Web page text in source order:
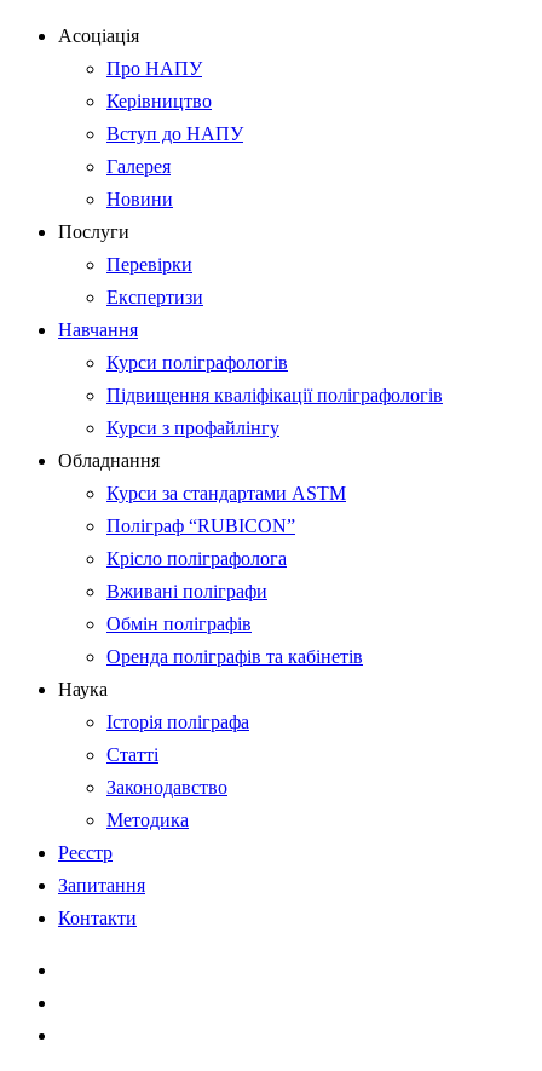
Асоціація
Про НАПУ
Керівництво
Вступ до НАПУ
Галерея
Новини
Послуги
Перевірки
Експертизи
Навчання
Курси поліграфологів
Підвищення кваліфікації поліграфологів
Курси з профайлінгу
Обладнання
Курси за стандартами ASTM
Поліграф “RUBICON”
Крісло поліграфолога
Вживані поліграфи
Обмін поліграфів
Оренда поліграфів та кабінетів
Наука
Історія поліграфа
Статті
Законодавство
Методика
Реєстр
Запитання
Контакти